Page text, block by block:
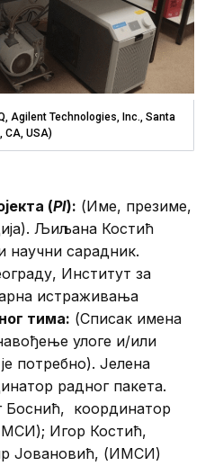
Agilent Technologies, Inc., Santa
CA, USA)
(PI): (Име, презиме,
Љиљана Костић
сарадник.
Институт за
истраживања
тима: (Списак имена
улоге и/или
потребно). Јелена
радног пакета.
координатор
Игор Костић,
Јовановић, (ИМСИ)